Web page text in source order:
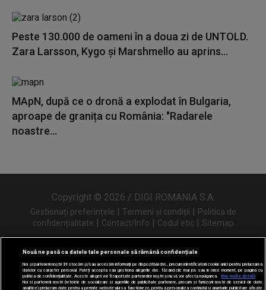
Peste 130.000 de oameni în a doua zi de UNTOLD.
Zara Larsson, Kygo și Marshmello au aprins...
MApN, după ce o dronă a explodat în Bulgaria,
aproape de granița cu România: "Radarele
noastre...
Copyright © 2026 / DIGI ROMANIA S.A.
Gestionați preferințele | Termeni și condiții | Politica de
confidențialitate | Contact/Info | Codul etic | Sitemap
Urmărește-ne și pe
Nouă ne pasă ca datele tale personale să rămână confidențiale
Noi și partenerii noștri31 stocăm și/sau accesăm informații pe dispozitivul dvs., precum identificatorii cookie unici pentru prelucrarea
datelor cu caracter personal. Puteți accepta sau gestiona alegerile dvs. făcând clic mai jos sau în orice moment, pe pagina cu
politica de confidențialitate. Aceste alegeri vor fi raportate partenerilor noștri și nu vă vor afecta navigarea.
Mai multe detalii
Noi si partenerii nostri (retelele de socializare si agentiile de publicitate partenere, precum si furnizorii nostri de servicii de date
analitice) prelucram date pentru a permite website-ului sa functioneze, pentru a personaliza continutul si anunturile publicitare afisate